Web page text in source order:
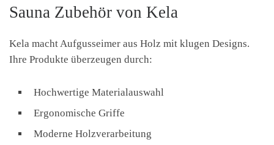
Sauna Zubehör von Kela
Kela macht Aufgusseimer aus Holz mit klugen Designs.
Ihre Produkte überzeugen durch:
Hochwertige Materialauswahl
Ergonomische Griffe
Moderne Holzverarbeitung